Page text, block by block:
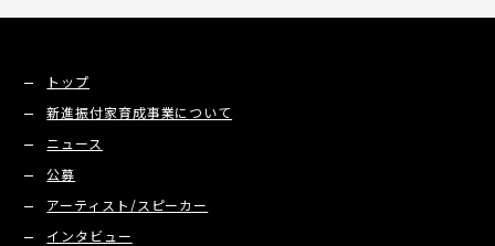
トップ
新進振付家育成事業について
ニュース
公募
アーティスト/スピーカー
インタビュー